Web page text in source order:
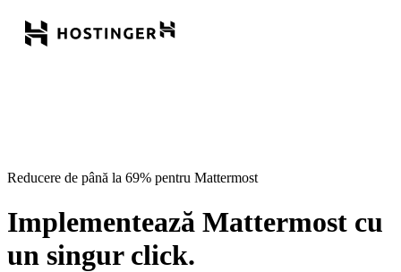
Reducere de până la 69% pentru Mattermost
Implementează Mattermost cu
un singur click.